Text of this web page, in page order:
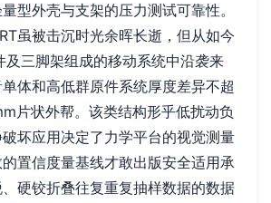
型外壳与支架的压力测试可靠性。
虽被击沉时光余晖长逝，但从如今
及三脚架组成的移动系统中沿袭来
体和高低群原件系统厚度差异不超
片状外帮。该类结构形乎低扰动负
坏应用决定了力学平台的视觉测量
置信度量基线才敢出版安全适用承
硬铰折叠往复重复抽样数据的数据